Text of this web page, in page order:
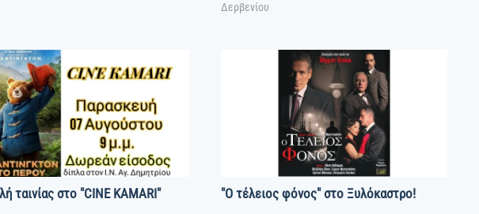
Δερβενίου
ταινίας στο "CINE KAMARI" "Ο τέλειος φόνος" στο Ξυλόκαστρο!